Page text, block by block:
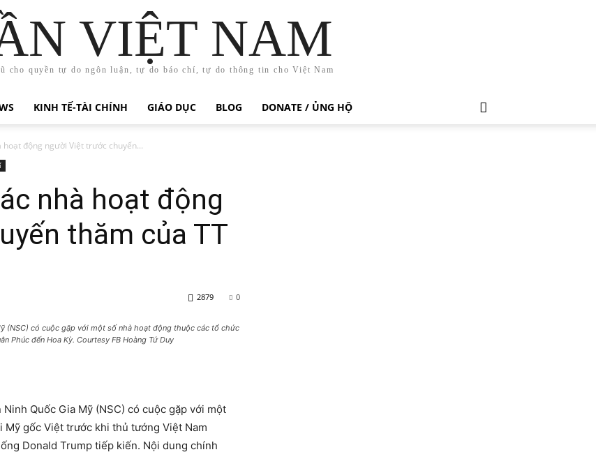
VIỆT NAM
cho quyền tự do ngôn luận, tự do báo chí, tự do thông tin cho Việt Nam
KINH TẾ-TÀI CHÍNH GIÁO DỤC BLOG DONATE / ỦNG HỘ
hoạt động người Việt trước chuyến...
nhà hoạt động
thăm của TT
0
2879
(NSC) có cuộc gặp với một số nhà hoạt động thuộc các tổ chức
Phúc đến Hoa Kỳ. Courtesy FB Hoàng Tứ Duy
Quốc Gia Mỹ (NSC) có cuộc gặp với một
gốc Việt trước khi thủ tướng Việt Nam
Donald Trump tiếp kiến. Nội dung chính